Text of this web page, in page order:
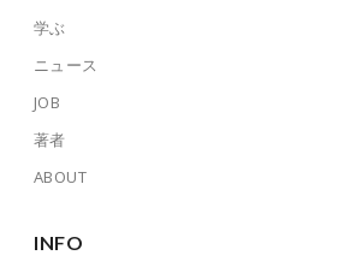
学ぶ
ニュース
JOB
著者
ABOUT
INFO